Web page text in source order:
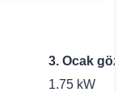
3. Ocak
1.75 kW